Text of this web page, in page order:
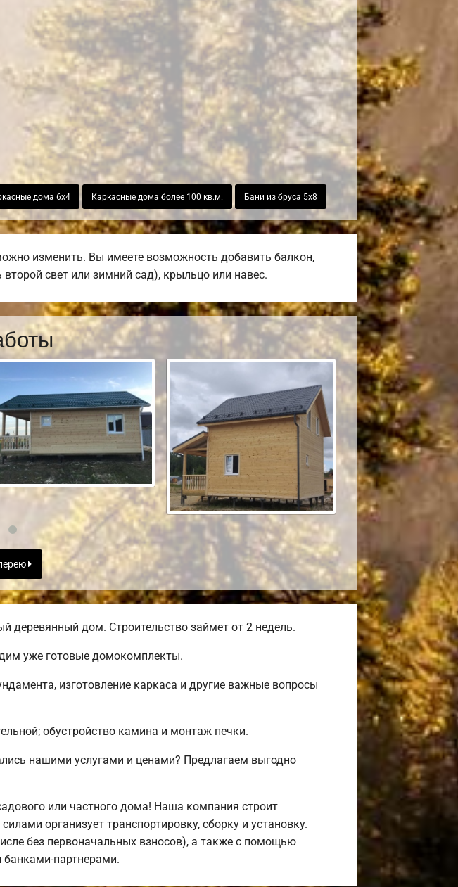
дома 6х4 Каркасные дома более 100 кв.м. Бани из бруса 5х8
изменить. Вы имеете возможность добавить балкон,
свет или зимний сад), крыльцо или навес.
деревянный дом. Строительство займет от 2 недель.
уже готовые домокомплекты.
изготовление каркаса и другие важные вопросы
обустройство камина и монтаж печки.
нашими услугами и ценами? Предлагаем выгодно
или частного дома! Наша компания строит
организует транспортировку, сборку и установку.
без первоначальных взносов), а также с помощью
банками-партнерами.